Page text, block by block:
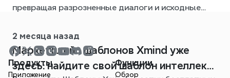
превращая разрозненные диалоги и исходные
карты.
2 месяца назад
Mаpкетплейс шаблонов Xmind уже
здесь: найдите свой шаблон интеллект-
Продукты
Приложение
Функции
Обзор